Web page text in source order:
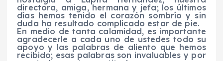
directora, amiga, hermana y jefa; los últimos
días hemos tenido el corazón sombrío y sin
duda ha resultado complicado estar de pie.
En medio de tanta calamidad, es importante
agradecerle a cada uno de ustedes todo su
apoyo y las palabras de aliento que hemos
recibido; esas palabras son invaluables y por